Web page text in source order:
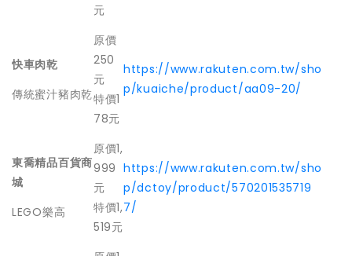
元
快車肉乾
傳統蜜汁豬肉乾
原價
250
元
特價1
78元
https://www.rakuten.com.tw/sho
p/kuaiche/product/aa09-20/
東喬精品百貨商
城
LEGO樂高
原價1,
999
元
特價1,
519元
https://www.rakuten.com.tw/sho
p/dctoy/product/570201535719
7/